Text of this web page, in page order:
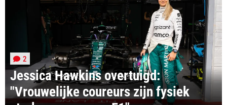
Jessica Hawkins overtuigd:
"Vrouwelijke coureurs zijn fysiek
2